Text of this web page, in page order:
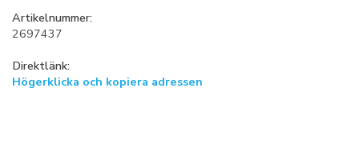
Artikelnummer:
2697437
Direktlänk:
Högerklicka och kopiera adressen